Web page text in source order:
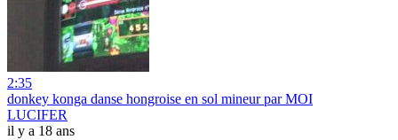
2:35
donkey konga danse hongroise en sol mineur par MOI
LUCIFER
il y a 18 ans